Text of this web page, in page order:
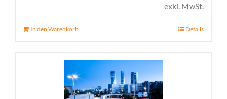
exkl. MwSt.
In den Warenkorb Details